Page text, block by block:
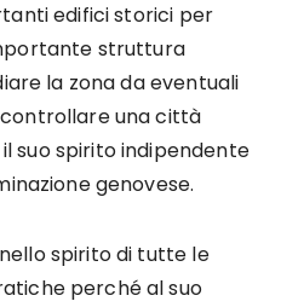
edifici storici per
struttura
la zona da eventuali
una città
suo spirito indipendente
genovese.
spirito di tutte le
perché al suo